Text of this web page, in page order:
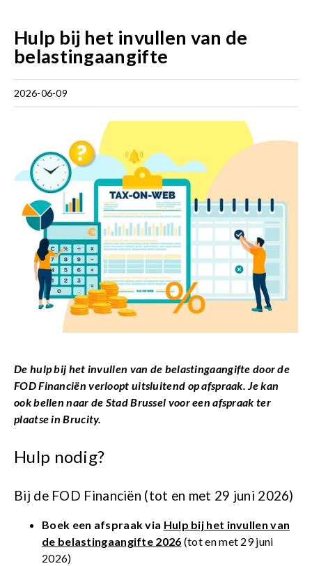
Hulp bij het invullen van de
belastingaangifte
2026-06-09
De hulp bij het invullen van de belastingaangifte door de
FOD Financiën verloopt uitsluitend op afspraak. Je kan
ook bellen naar de Stad Brussel voor een afspraak ter
plaatse in Brucity.
Hulp nodig?
Bij de FOD Financiën (tot en met 29 juni 2026)
Boek een afspraak via Hulp bij het invullen van
de belastingaangifte 2026 (tot en met 29 juni
2026)